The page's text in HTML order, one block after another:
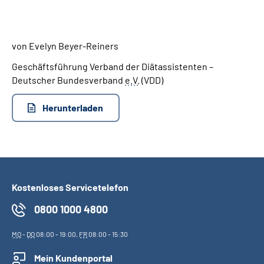
Language
Inhalte in Gebärdensprache (DGS)
von Evelyn Beyer-Reiners
Geschäftsführung Verband der Diätassistenten –
Deutscher Bundesverband e.V. (VDD)
Herunterladen
Kostenloses Servicetelefon
0800 1000 4800
MO- DO08:00 - 19:00, FR08:00 - 15:30
Mein Kundenportal